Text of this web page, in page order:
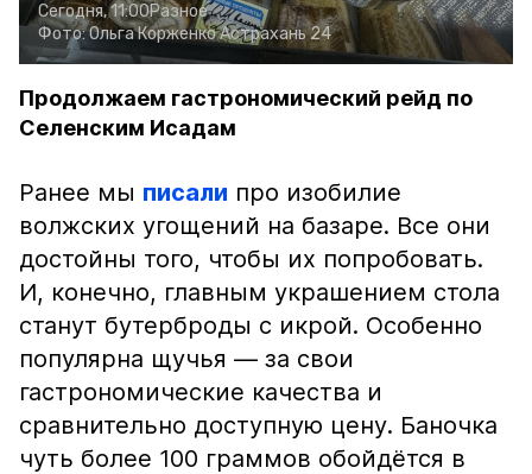
Сегодня, 11:00Разное
Фото:Ольга КорженкоАстрахань 24
Продолжаем гастрономический рейд по
Селенским Исадам
Ранее мы писали про изобилие
волжских угощений на базаре. Все они
достойны того, чтобы их попробовать.
И, конечно, главным украшением стола
станут бутерброды с икрой. Особенно
популярна щучья — за свои
гастрономические качества и
сравнительно доступную цену. Баночка
чуть более 100 граммов обойдётся в